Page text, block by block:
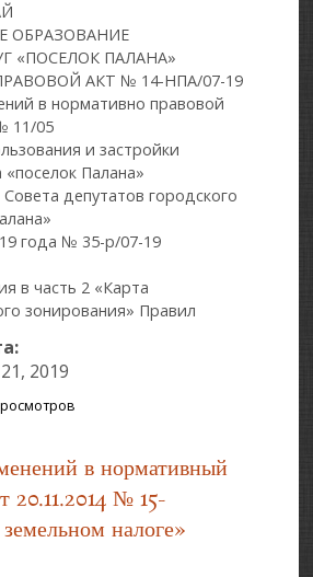
ОБРАЗОВАНИЕ
«ПОСЕЛОК ПАЛАНА»
АКТ № 14-НПА/07-19
в нормативно правовой
11/05
и застройки
«поселок Палана»
депутатов городского
года № 35-р/07-19
в часть 2 «Карта
зонирования» Правил
2019
Изменений В Нормативно
Палана»
в нормативный
20.11.2014 № 15-
налоге»